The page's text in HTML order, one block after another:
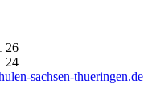
26
24
sachsen-thueringen.de